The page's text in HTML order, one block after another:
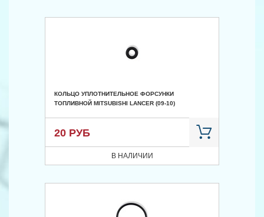
КОЛЬЦО УПЛОТНИТЕЛЬНОЕ ФОРСУНКИ
ТОПЛИВНОЙ MITSUBISHI LANCER (09-10)
20 РУБ
В НАЛИЧИИ